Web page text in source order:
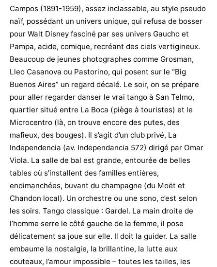
Campos (1891-1959), assez inclassable, au style pseudo
naïf, possédant un univers unique, qui refusa de bosser
pour Walt Disney fasciné par ses univers Gaucho et
Pampa, acide, comique, recréant des ciels vertigineux.
Beaucoup de jeunes photographes comme Grosman,
Lleo Casanova ou Pastorino, qui posent sur le “Big
Buenos Aires” un regard décalé. Le soir, on se prépare
pour aller regarder danser le vrai tango à San Telmo,
quartier situé entre La Boca (piège à touristes) et le
Microcentro (là, on trouve encore des putes, des
mafieux, des bouges). Il s’agit d’un club privé, La
Independencia (av. Independancia 572) dirigé par Omar
Viola. La salle de bal est grande, entourée de belles
tables où s’installent des familles entières,
endimanchées, buvant du champagne (du Moët et
Chandon local). Un orchestre ou une sono, c’est selon
les soirs. Tango classique : Gardel. La main droite de
l’homme serre le côté gauche de la femme, il pose
délicatement sa joue sur elle. Il doit la guider. La salle
embaume la nostalgie, la brillantine, la lutte aux
couteaux, l’amour impossible – toutes les tailles, les